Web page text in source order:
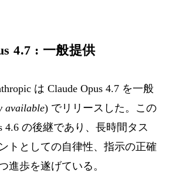
4.7 : 一般提供
は Claude Opus 4.7 を一般
available) でリリースした。この
4.6 の後継であり、長時間タス
トとしての自律性、指示の正確
進歩を遂げている。